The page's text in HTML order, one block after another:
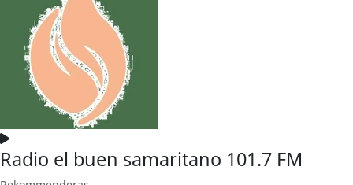
Radio el buen samaritano 101.7 FM